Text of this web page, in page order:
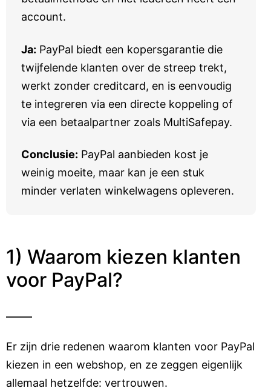
account.
Ja: PayPal biedt een kopersgarantie die
twijfelende klanten over de streep trekt,
werkt zonder creditcard, en is eenvoudig
te integreren via een directe koppeling of
via een betaalpartner zoals MultiSafepay.
Conclusie: PayPal aanbieden kost je
weinig moeite, maar kan je een stuk
minder verlaten winkelwagens opleveren.
1) Waarom kiezen klanten
voor PayPal?
Er zijn drie redenen waarom klanten voor PayPal
kiezen in een webshop, en ze zeggen eigenlijk
allemaal hetzelfde: vertrouwen.